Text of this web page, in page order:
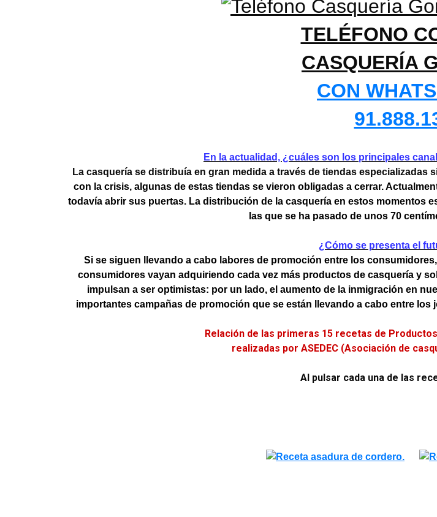
TELÉFONO
CASQUERÍA
CON
En la actualidad, ¿cuáles son los principales
La casquería se distribuía en gran medida a través de tiendas
con la crisis, algunas de estas tiendas se vieron obligadas a cerrar.
todavía abrir sus puertas. La distribución de la casquería en estos momentos
las que se ha pasado de unos 70
¿Cómo se presenta el
Si se siguen llevando a cabo labores de promoción entre los
consumidores vayan adquiriendo cada vez más productos de casquería y
impulsan a ser optimistas: por un lado, el aumento de la inmigración en
importantes campañas de promoción que se están llevando a cabo entre
Relación de las primeras 15 recetas de
realizadas por ASEDEC (Asociación de
Al pulsar cada una de las